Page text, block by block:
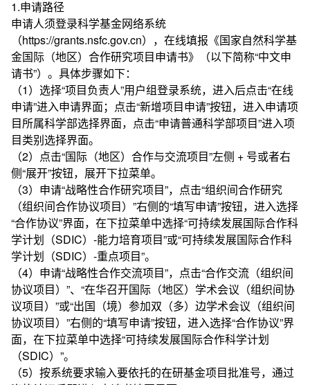
1.申请路径
申请人须登录科学基金网络系统
（https://grants.nsfc.gov.cn），在线填报《国家自然科学基
金国际（地区）合作研究项目申请书》（以下简称“中文申
请书”）。具体步骤如下：
（1）选择“项目负责人”用户组登录系统，进入后点击“在线
申请”进入申请界面；点击“新增项目申请”按钮，进入申请项
目所属科学部选择界面，点击“申请普通科学部项目”进入项
目类别选择界面。
（2）点击“国际（地区）合作与交流项目”左侧 + 号或者右
侧“展开”按钮，展开下拉菜单。
（3）申请“战略性合作研究项目”，点击“组织间合作研究
（组织间合作协议项目）”右侧的“填写申请”按钮，进入选择
“合作协议”界面，在下拉菜单中选择“可持续发展国际合作科
学计划（SDIC）-能力培育项目”或“可持续发展国际合作科
学计划（SDIC）-重点项目”。
（4）申请“战略性合作交流项目”，点击“合作交流（组织间
协议项目）”、“在华召开国际（地区）学术会议（组织间协
议项目）”或“出国（境）参加双（多）边学术会议（组织间
协议项目）”右侧的“填写申请”按钮，进入选择“合作协议”界
面，在下拉菜单中选择“可持续发展国际合作科学计划
（SDIC）”。
（5）按系统要求输入要依托的在研基金项目批准号，通过